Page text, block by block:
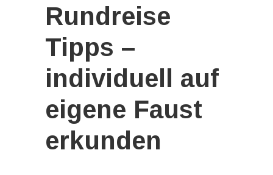
Rundreise
Tipps –
individuell auf
eigene Faust
erkunden